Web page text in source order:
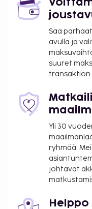
Saa
avulla ja
suuret
transaktion
Yli 30
ryhmää.
johtavat